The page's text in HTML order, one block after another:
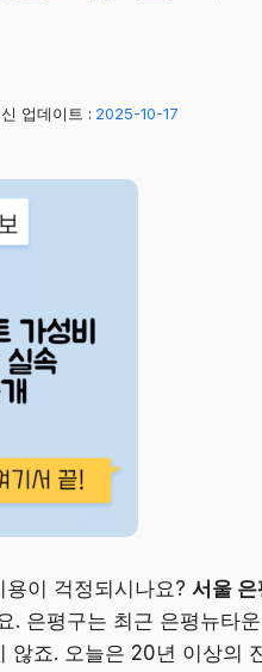
업데이트 : 2025-10-17
이 걱정되시나요? 서울
. 은평구는 최근 은평뉴타
않죠. 오늘은 20년 이상의